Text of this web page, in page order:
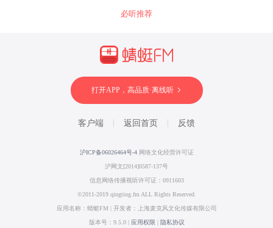
必听推荐
打开APP，高品质·离线听
客户端 返回首页 反馈
沪ICP备06026464号-4 网络文化经营许可证
沪网文[2014]0587-137号
信息网络传播视听许可证：0911603
©2011-2019 qingting.fm ALL Rights Reserved.
应用名称：蜻蜓FM | 开发者：上海麦克风文化传媒有限公司
版本号：9.5.0 | 应用权限 | 隐私协议